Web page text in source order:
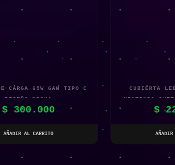
CARGA 65W GAN TIPO C
DISEÑO MECHA
$300.000
AÑADIR AL CARRITO
CUBIERTA
NINTENDO
$